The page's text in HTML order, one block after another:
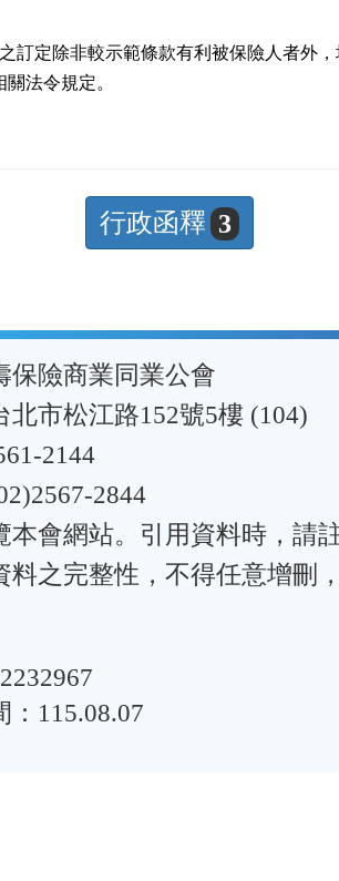
訂定除非較示範條款有利被保險人者外
關法令規定。
行政函釋 3
保險商業同業公會
北市松江路152號5樓 (104)
2144
2844
本會網站。引用資料時，請
料之完整性，不得任意增刪
：115.08.07